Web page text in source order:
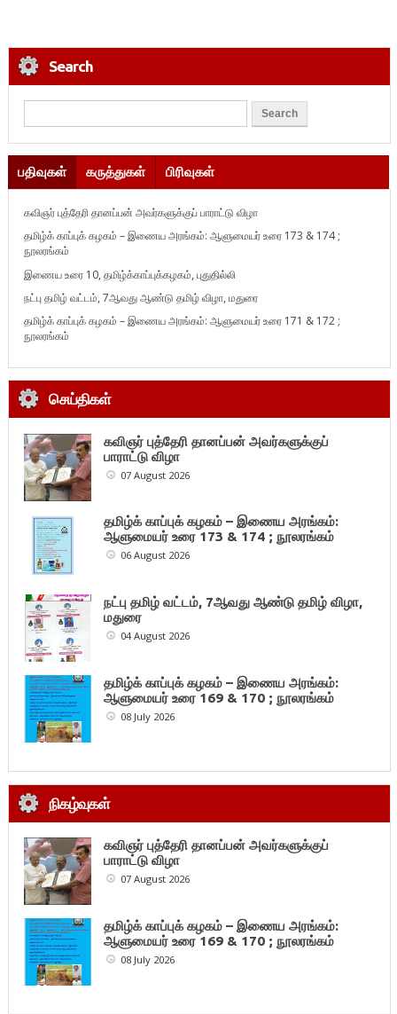
Search
பதிவுகள் கருத்துகள் பிரிவுகள்
கவிஞர் புத்தேரி தானப்பன் அவர்களுக்குப் பாராட்டு விழா
தமிழ்க் காப்புக் கழகம் – இணைய அரங்கம்: ஆளுமையர் உரை 173 & 174 ;
நூலரங்கம்
இணைய உரை 10, தமிழ்க்காப்புக்கழகம், புதுதில்லி
நட்பு தமிழ் வட்டம், 7ஆவது ஆண்டு தமிழ் விழா, மதுரை
தமிழ்க் காப்புக் கழகம் – இணைய அரங்கம்: ஆளுமையர் உரை 171 & 172 ;
நூலரங்கம்
செய்திகள்
கவிஞர் புத்தேரி தானப்பன் அவர்களுக்குப்
பாராட்டு விழா
07 August 2026
தமிழ்க் காப்புக் கழகம் – இணைய அரங்கம்:
ஆளுமையர் உரை 173 & 174 ; நூலரங்கம்
06 August 2026
நட்பு தமிழ் வட்டம், 7ஆவது ஆண்டு தமிழ் விழா,
மதுரை
04 August 2026
தமிழ்க் காப்புக் கழகம் – இணைய அரங்கம்:
ஆளுமையர் உரை 169 & 170 ; நூலரங்கம்
08 July 2026
நிகழ்வுகள்
கவிஞர் புத்தேரி தானப்பன் அவர்களுக்குப்
பாராட்டு விழா
07 August 2026
தமிழ்க் காப்புக் கழகம் – இணைய அரங்கம்:
ஆளுமையர் உரை 169 & 170 ; நூலரங்கம்
08 July 2026